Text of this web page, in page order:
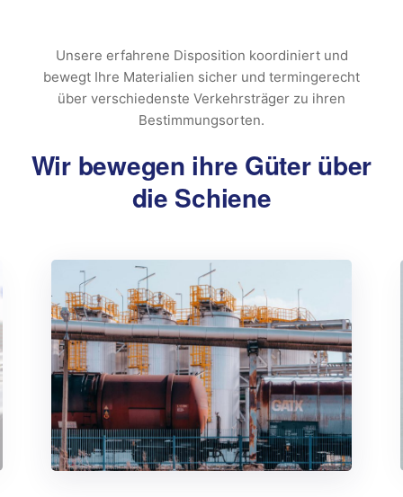
Unsere erfahrene Disposition koordiniert und
bewegt Ihre Materialien sicher und termingerecht
über verschiedenste Verkehrsträger zu ihren
Bestimmungsorten.
Wir bewegen ihre Güter über
die Schiene